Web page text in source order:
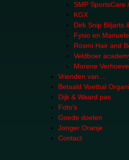
SMP SportsCare
KGX
Dirk Snip Biljarts
Fysio en
Rosmi Hair and
Veldboer
Morene
Vrienden van....
Betaald Voetbal
Dijk & Waard pas
Foto's
Goede doelen
Jonger Oranje
Contact